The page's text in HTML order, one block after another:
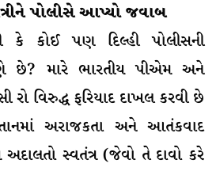
પોલીસે આપ્યો જવાબ
કે કોઈ પણ દિલ્હી પોલીસની
છે? મારે ભારતીય પીએમ અને
રો વિરુદ્ધ ફરિયાદ દાખલ કરવી છે
અરાજકતા અને આતંકવાદ
સ્વતંત્ર (જેવો તે દાવો કરે